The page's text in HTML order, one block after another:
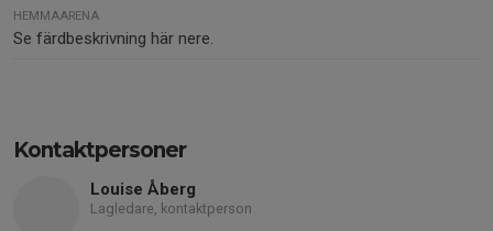
HEMMAARENA
Se färdbeskrivning här nere.
Kontaktpersoner
Louise Åberg
Lagledare, kontaktperson